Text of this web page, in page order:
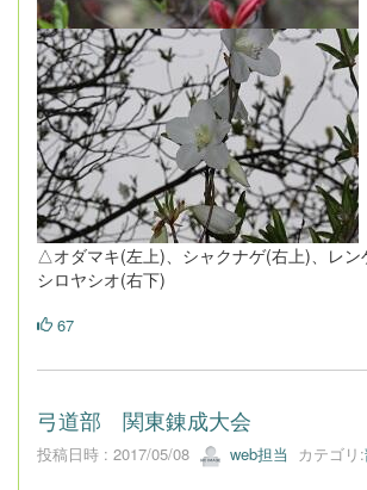
△オダマキ(左上)、シャクナゲ(右上)、レン
シロヤシオ(右下)
67
弓道部 関東錬成大会
投稿日時 : 2017/05/08 web担当 カテゴリ: